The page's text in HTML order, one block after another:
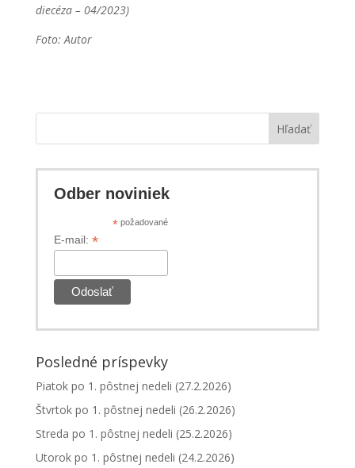
diecéza – 04/2023)
Foto: Autor
Hľadať
Odber noviniek
*požadované
E-mail: *
Posledné príspevky
Piatok po 1. pôstnej nedeli (27.2.2026)
Štvrtok po 1. pôstnej nedeli (26.2.2026)
Streda po 1. pôstnej nedeli (25.2.2026)
Utorok po 1. pôstnej nedeli (24.2.2026)